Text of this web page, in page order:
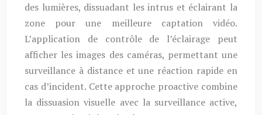
des lumières, dissuadant les intrus et éclairant la
zone pour une meilleure captation vidéo.
L’application de contrôle de l’éclairage peut
afficher les images des caméras, permettant une
surveillance à distance et une réaction rapide en
cas d’incident. Cette approche proactive combine
la dissuasion visuelle avec la surveillance active,